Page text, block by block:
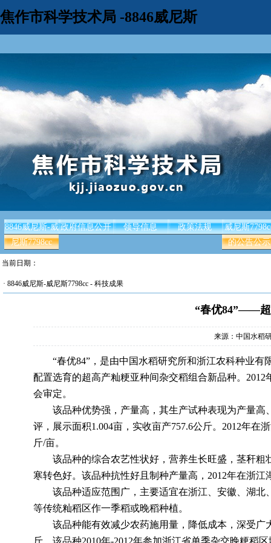
焦作市科学技术局 -8846威尼斯
8846威尼斯-威
尼斯7798cc
政府信息公开 领导信息 政策法规
威尼斯
的公告公示
当前日期：
· 8846威尼斯-威尼斯7798cc - 科技成果
“春优84”——超
来源：中国水稻
“春优84”，是由中国水稻研究所和浙江农科种业有
配置选育的超高产籼粳亚种间杂交稻组合新品种。
会审定。
该品种优势强，产量高，其生产试种表现为产量高
评，展示面积1.004亩，实收亩产757.6公斤。2012年在
斤/亩。
该品种的综合农艺性状好，营养生长旺盛，茎秆粗
寒转色好。该品种抗性好且制种产量高，2012年在浙
该品种适应范围广，主要适宜在浙江、安徽、湖北
等传统籼稻区作一季稻或晚稻种植。
该品种能有效减少农药施用量，降低成本，深受广